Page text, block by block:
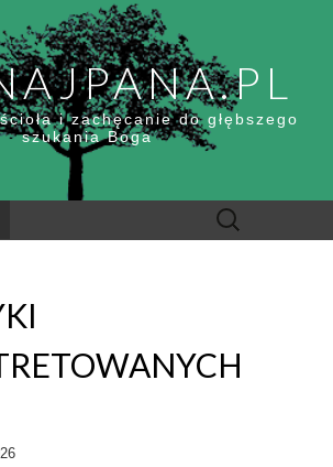
i zachęcanie do głębszego
szukania Boga
Szukaj: